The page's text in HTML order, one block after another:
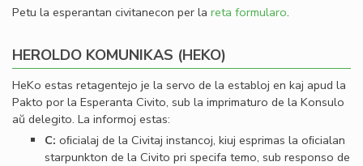
Petu la esperantan civitanecon per la reta formularo.
HEROLDO KOMUNIKAS (HEKO)
HeKo estas retagentejo je la servo de la establoj en kaj apud la
Pakto por la Esperanta Civito, sub la imprimaturo de la Konsulo
aŭ delegito. La informoj estas:
C: oﬁcialaj de la Civitaj instancoj, kiuj esprimas la oﬁcialan
starpunkton de la Civito pri specifa temo, sub responso de